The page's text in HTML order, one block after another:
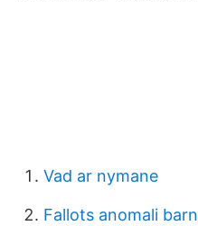
Vad ar nymane
Fallots anomali barn